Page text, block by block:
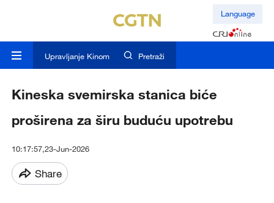
Language
Upravljanje Kinom Pretraži
Kineska svemirska stanica biće
proširena za širu buduću upotrebu
10:17:57,23-Jun-2026
Share